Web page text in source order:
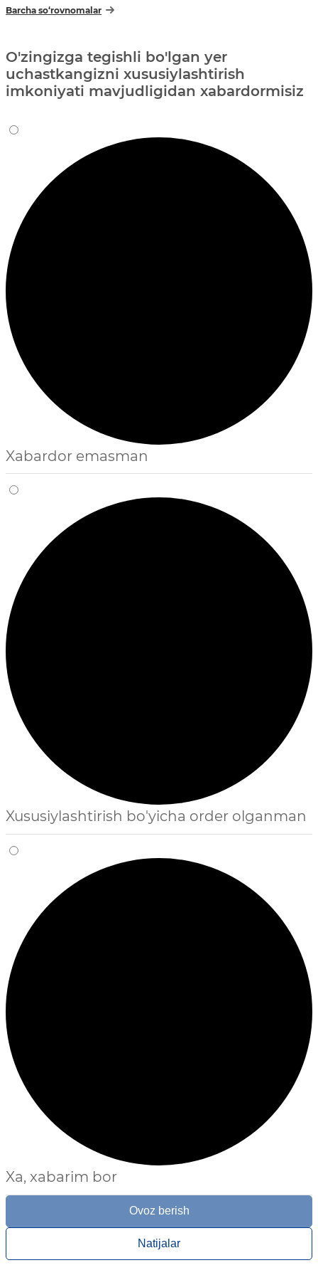
Barcha so‘rovnomalar
O'zingizga tegishli bo'lgan yer
uchastkangizni xususiylashtirish
imkoniyati mavjudligidan xabardormisiz
Xabardor emasman
Xususiylashtirish bo'yicha order olganman
Xa, xabarim bor
Ovoz berish
Natijalar